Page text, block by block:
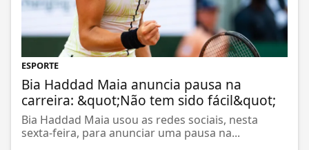
ESPORTE
Bia Haddad Maia anuncia pausa na
carreira: &quot;Não tem sido fácil&quot;
Bia Haddad Maia usou as redes sociais, nesta
sexta-feira, para anunciar uma pausa na...